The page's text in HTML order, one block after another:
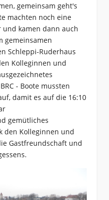
gemeinsam geht's
machten noch eine
und kamen dann auch
gemeinsamen
Schleppi-Ruderhaus
Kolleginnen und
- Boote mussten
damit es auf die 16:10
gemütliches
den Kolleginnen und
Gastfreundschaft und